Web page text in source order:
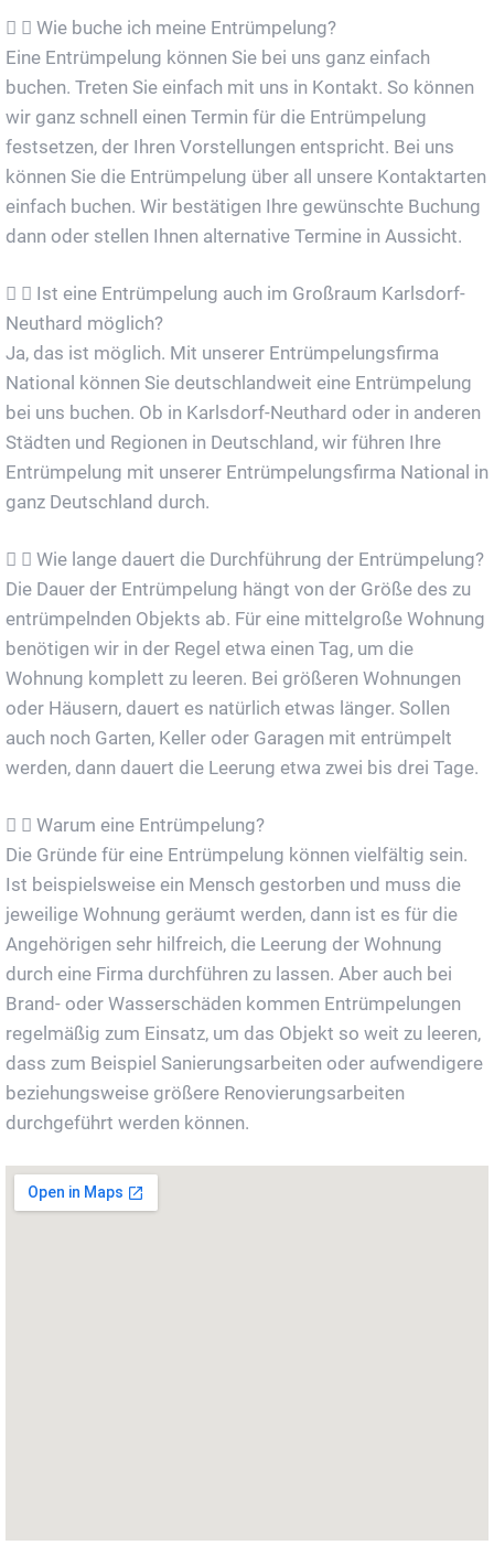
Wie buche ich meine Entrümpelung?
Eine Entrümpelung können Sie bei uns ganz einfach
buchen. Treten Sie einfach mit uns in Kontakt. So können
wir ganz schnell einen Termin für die Entrümpelung
festsetzen, der Ihren Vorstellungen entspricht. Bei uns
können Sie die Entrümpelung über all unsere Kontaktarten
einfach buchen. Wir bestätigen Ihre gewünschte Buchung
dann oder stellen Ihnen alternative Termine in Aussicht.
Ist eine Entrümpelung auch im Großraum Karlsdorf-
Neuthard möglich?
Ja, das ist möglich. Mit unserer Entrümpelungsfirma
National können Sie deutschlandweit eine Entrümpelung
bei uns buchen. Ob in Karlsdorf-Neuthard oder in anderen
Städten und Regionen in Deutschland, wir führen Ihre
Entrümpelung mit unserer Entrümpelungsfirma National in
ganz Deutschland durch.
Wie lange dauert die Durchführung der Entrümpelung?
Die Dauer der Entrümpelung hängt von der Größe des zu
entrümpelnden Objekts ab. Für eine mittelgroße Wohnung
benötigen wir in der Regel etwa einen Tag, um die
Wohnung komplett zu leeren. Bei größeren Wohnungen
oder Häusern, dauert es natürlich etwas länger. Sollen
auch noch Garten, Keller oder Garagen mit entrümpelt
werden, dann dauert die Leerung etwa zwei bis drei Tage.
Warum eine Entrümpelung?
Die Gründe für eine Entrümpelung können vielfältig sein.
Ist beispielsweise ein Mensch gestorben und muss die
jeweilige Wohnung geräumt werden, dann ist es für die
Angehörigen sehr hilfreich, die Leerung der Wohnung
durch eine Firma durchführen zu lassen. Aber auch bei
Brand- oder Wasserschäden kommen Entrümpelungen
regelmäßig zum Einsatz, um das Objekt so weit zu leeren,
dass zum Beispiel Sanierungsarbeiten oder aufwendigere
beziehungsweise größere Renovierungsarbeiten
durchgeführt werden können.